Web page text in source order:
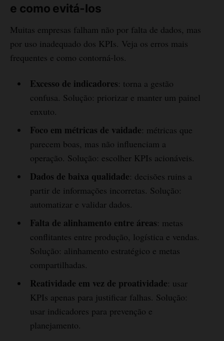
e como evitá-los
Muitas empresas falham não por falta de dados, mas
por uso inadequado dos KPIs. Veja os erros mais
frequentes e como contorná-los.
Excesso de indicadores: torna a gestão
confusa. Solução: priorizar e manter um painel
enxuto.
Foco em métricas de vaidade: métricas que
parecem boas, mas não influenciam a
operação. Solução: escolher KPIs acionáveis.
Dados de baixa qualidade: decisões ruins a
partir de informações incorretas. Solução:
automatizar e validar dados.
Falta de alinhamento entre áreas: metas
conflitantes entre produção, logística e vendas.
Solução: alinhamento estratégico e metas
compartilhadas.
Reatividade em vez de proatividade: usar
KPIs apenas para justificar falhas. Solução:
usar indicadores para prevenção e
planejamento.